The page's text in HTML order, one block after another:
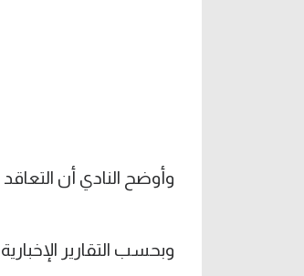
وأوضح النادي أن التعاقد
وبحسب التقارير الإخبارية فإن